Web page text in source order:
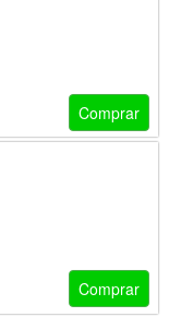
Comprar
Comprar